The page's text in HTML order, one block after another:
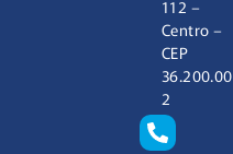
112 –
Centro –
CEP
36.200.00
2